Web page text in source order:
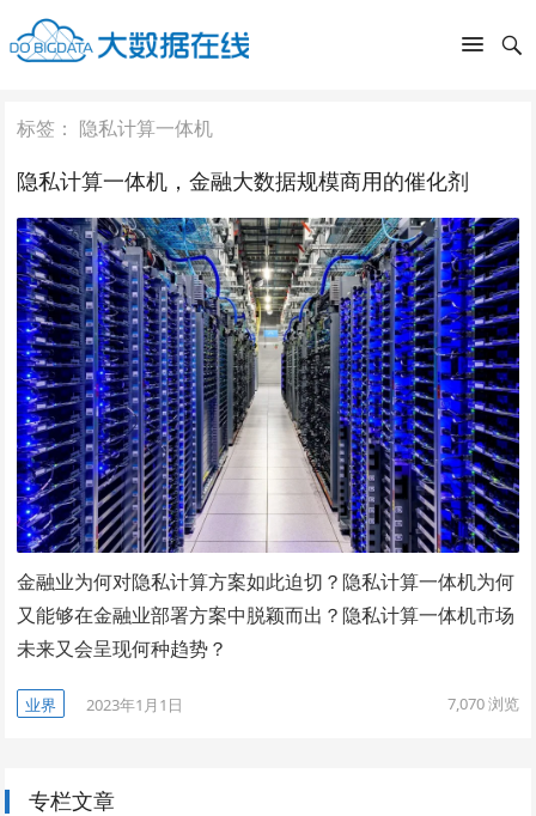
标签： 隐私计算一体机
隐私计算一体机，金融大数据规模商用的催化剂
金融业为何对隐私计算方案如此迫切？隐私计算一体机为何
又能够在金融业部署方案中脱颖而出？隐私计算一体机市场
未来又会呈现何种趋势？
业界 2023年1月1日 7,070浏览
专栏文章